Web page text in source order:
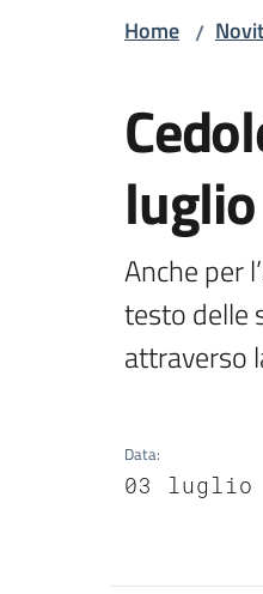
Home /
luglio
Anche per
testo delle
attraverso
Data:
03 luglio